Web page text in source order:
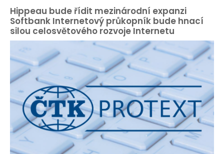
Hippeau bude řídit mezinárodní expanzi
Softbank Internetový průkopník bude hnací
silou celosvětového rozvoje Internetu